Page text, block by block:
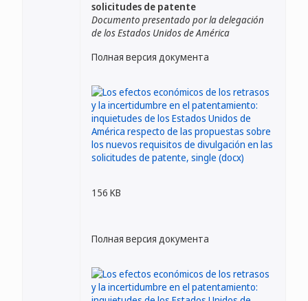
solicitudes de patente
Documento presentado por la delegación
de los Estados Unidos de América
Полная версия документа
156 KB
Полная версия документа